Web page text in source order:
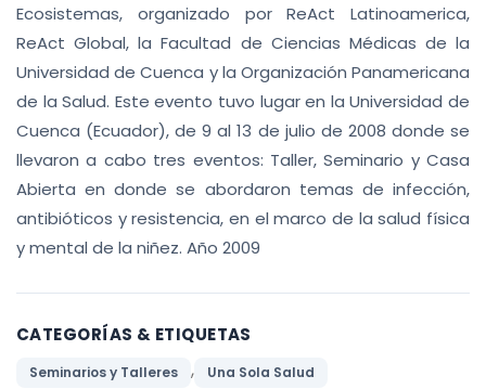
Ecosistemas, organizado por ReAct Latinoamerica,
ReAct Global, la Facultad de Ciencias Médicas de la
Universidad de Cuenca y la Organización Panamericana
de la Salud. Este evento tuvo lugar en la Universidad de
Cuenca (Ecuador), de 9 al 13 de julio de 2008 donde se
llevaron a cabo tres eventos: Taller, Seminario y Casa
Abierta en donde se abordaron temas de infección,
antibióticos y resistencia, en el marco de la salud física
y mental de la niñez. Año 2009
CATEGORÍAS & ETIQUETAS
Seminarios y Talleres , Una Sola Salud